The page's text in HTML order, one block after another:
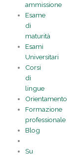
ammissione
Esame
di
maturità
Esami
Universitari
Corsi
di
lingue
Orientamento
Formazione
professionale
Blog
Su